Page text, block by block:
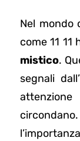
Nel mondo
come 11
mistico.
segnali